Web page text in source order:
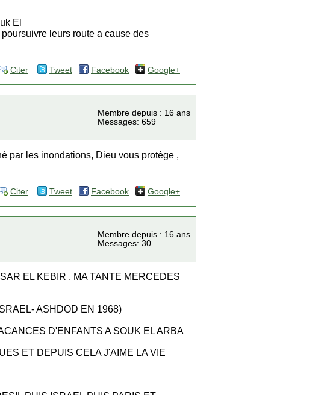
El
leurs route a cause des
Citer Tweet Facebook Google+
Membre depuis : 16 ans
Messages: 659
par les inondations, Dieu vous protège ,
Citer Tweet Facebook Google+
Membre depuis : 16 ans
Messages: 30
EL KEBIR , MA TANTE MERCEDES
ASHDOD EN 1968)
D'ENFANTS A SOUK EL ARBA
ET DEPUIS CELA J'AIME LA VIE